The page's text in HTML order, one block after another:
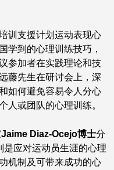
训支援计划运动表现心
学到的心理训练技巧，
参加者在实践理论和技
藤先生在研讨会上，深
如何避免容易令人分心
人或团队的心理训练。
Jaime Diaz-Ocejo博士分
应对运动员生涯的心理
机制及可带来成功的心